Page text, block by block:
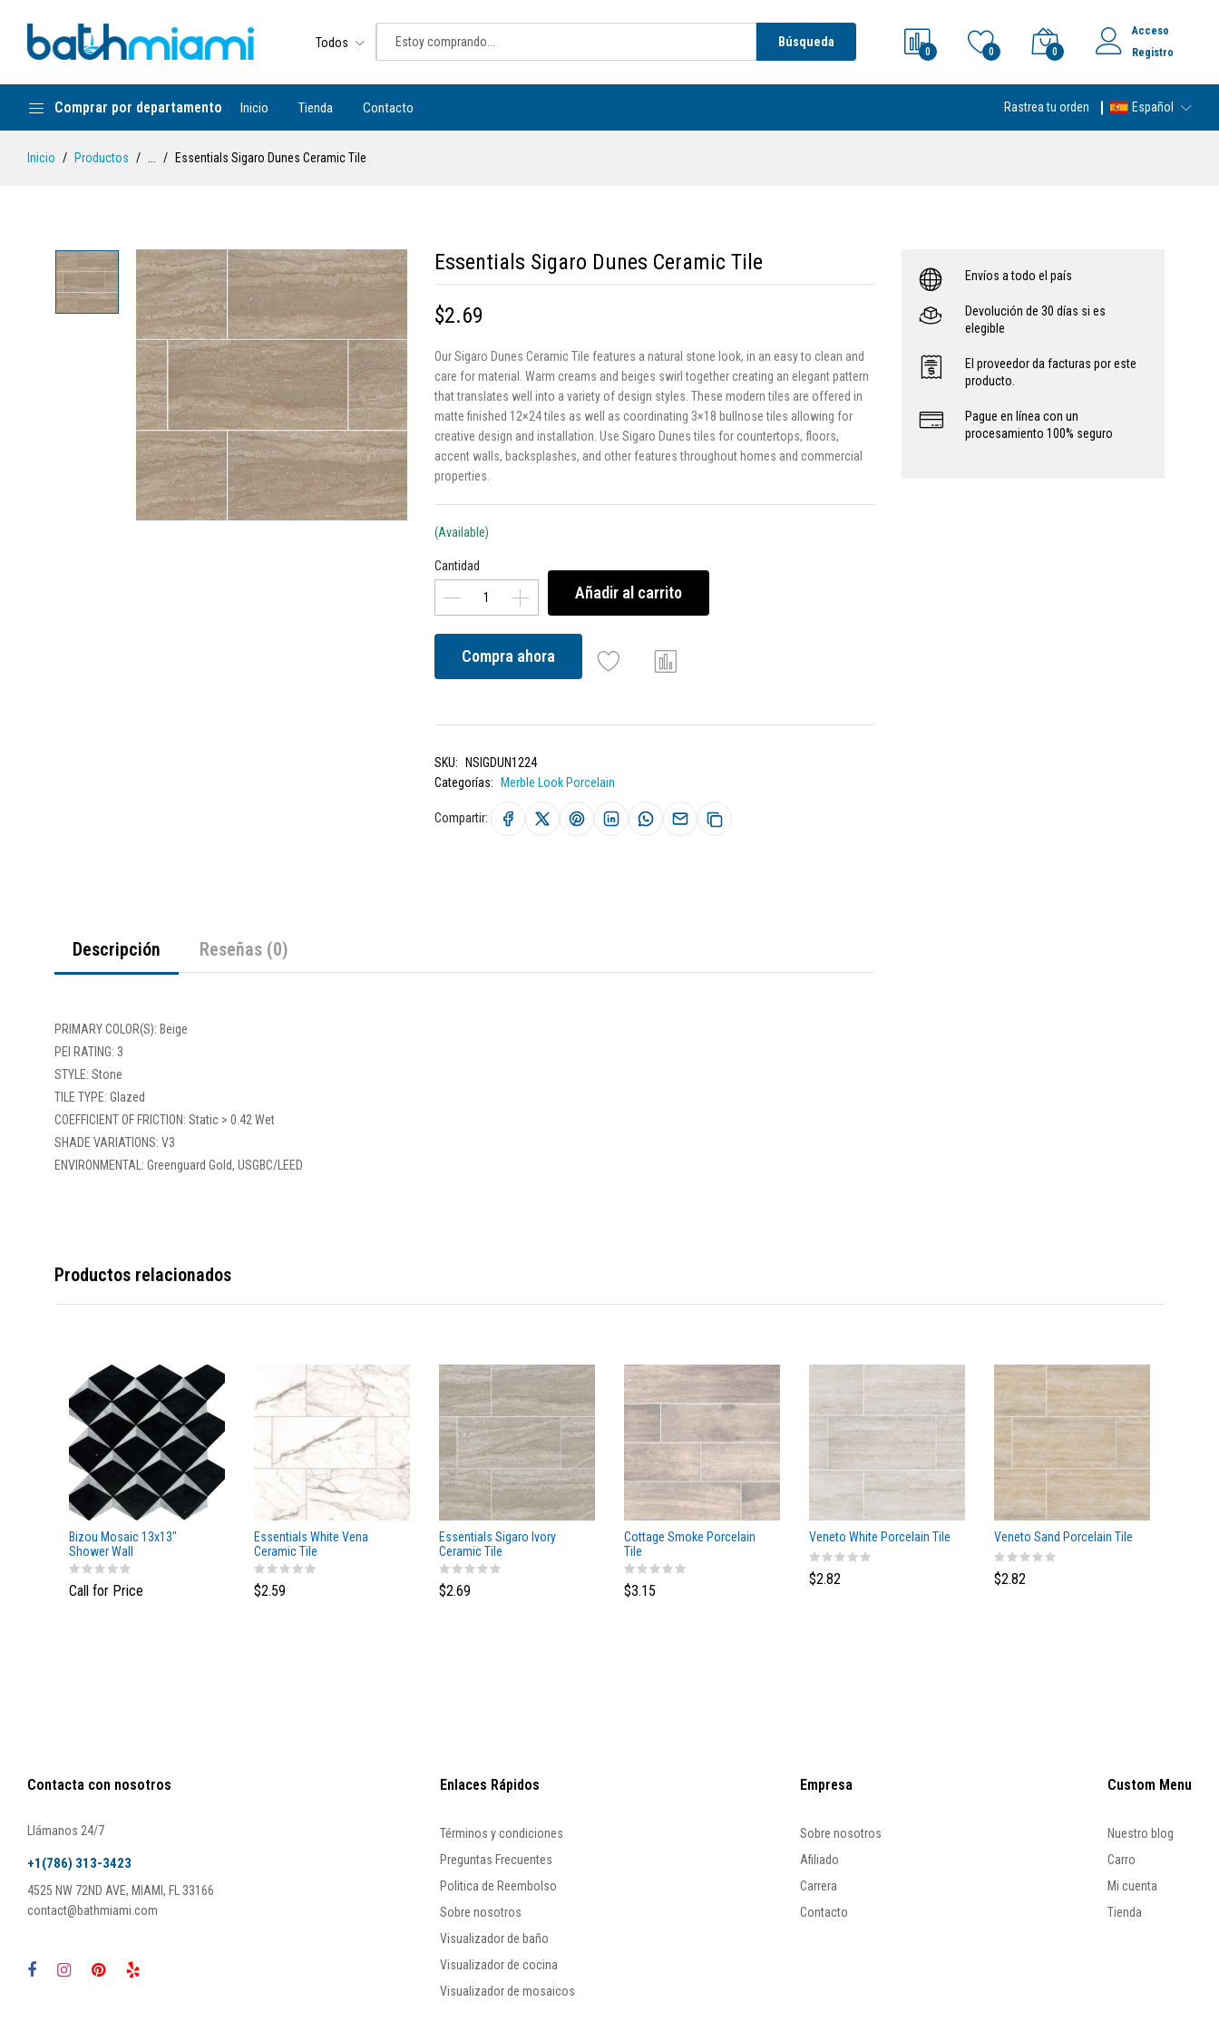
Todos Búsqueda
0 0 0
Acceso
Registro
Comprar por departamento Inicio Tienda Contacto Rastrea tu orden Español
Inicio Productos Essentials Sigaro Dunes Ceramic Tile
Essentials Sigaro Dunes Ceramic Tile
$2.69
Our Sigaro Dunes Ceramic Tile features a natural stone look, in an easy to clean and
care for material. Warm creams and beiges swirl together creating an elegant pattern
that translates well into a variety of design styles. These modern tiles are offered in
matte finished 12×24 tiles as well as coordinating 3×18 bullnose tiles allowing for
creative design and installation. Use Sigaro Dunes tiles for countertops, floors,
accent walls, backsplashes, and other features throughout homes and commercial
properties.
(Available)
Cantidad
Añadir al carrito
Compra ahora
SKU:
NSIGDUN1224
Categorías:
Merble Look Porcelain
Compartir:
Descripción Reseñas (0)
PRIMARY COLOR(S): Beige
PEI RATING: 3
STYLE: Stone
TILE TYPE: Glazed
COEFFICIENT OF FRICTION: Static > 0.42 Wet
SHADE VARIATIONS: V3
ENVIRONMENTAL: Greenguard Gold, USGBC/LEED
Envíos a todo el país
Devolución de 30 días si es
elegible
El proveedor da facturas por este
producto.
Pague en línea con un
procesamiento 100% seguro
Productos relacionados
Bizou Mosaic 13x13"
Shower Wall
Call for Price
Essentials White Vena
Ceramic Tile
$2.59
Essentials Sigaro Ivory
Ceramic Tile
$2.69
Cottage Smoke Porcelain
Tile
$3.15
Veneto White Porcelain Tile
$2.82
Veneto Sand Porcelain Tile
$2.82
Contacta con nosotros
Llámanos 24/7
+1(786) 313-3423
4525 NW 72ND AVE, MIAMI, FL 33166
contact@bathmiami.com
Enlaces Rápidos
Términos y condiciones
Preguntas Frecuentes
Politica de Reembolso
Sobre nosotros
Visualizador de baño
Visualizador de cocina
Visualizador de mosaicos
Empresa
Sobre nosotros
Afiliado
Carrera
Contacto
Custom Menu
Nuestro blog
Carro
Mi cuenta
Tienda